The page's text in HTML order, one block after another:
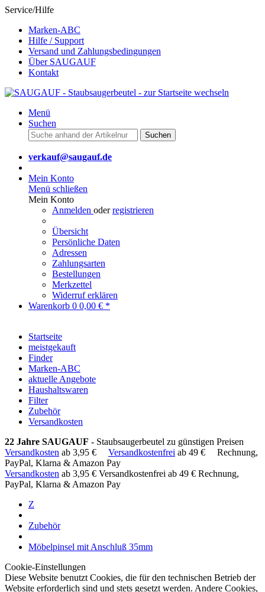
Service/Hilfe
Marken-ABC
Hilfe / Support
Versand und Zahlungsbedingungen
Über SAUGAUF
Kontakt
Menü
Suchen
Suchen
verkauf@saugauf.de
Mein Konto
Menü schließen
Mein Konto
Anmelden oderregistrieren
Übersicht
Persönliche Daten
Adressen
Zahlungsarten
Bestellungen
Merkzettel
Widerruf erklären
Warenkorb 0 0,00 € *
Startseite
meistgekauft
Finder
Marken-ABC
aktuelle Angebote
Haushaltswaren
Filter
Zubehör
Versandkosten
22 Jahre SAUGAUF - Staubsaugerbeutel zu günstigen Preisen
Versandkosten ab 3,95 € Versandkostenfrei ab 49 €
Rechnung,
PayPal, Klarna & Amazon Pay
Versandkosten ab 3,95 € Versandkostenfrei ab 49 € Rechnung,
PayPal, Klarna & Amazon Pay
Z
Zubehör
Möbelpinsel mit Anschluß 35mm
Cookie-Einstellungen
Diese Website benutzt Cookies, die für den technischen Betrieb der
Website erforderlich sind und stets gesetzt werden. Andere Cookies,